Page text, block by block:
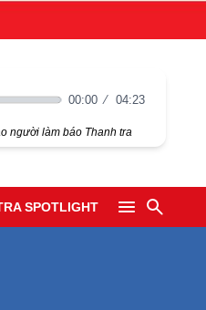
00:00 04:23
người làm báo Thanh tra
SPOTLIGHT